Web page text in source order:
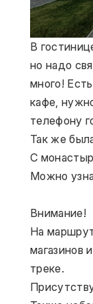
В
но надо
много!
кафе,
телефону
Так же
С
Можно
Внимание!
На
магазинов
треке.